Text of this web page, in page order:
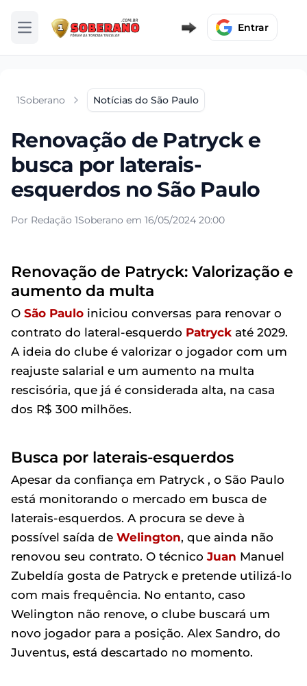
Abrir menu Entrar
1Soberano Notícias do São Paulo
Renovação de Patryck e
busca por laterais-
esquerdos no São Paulo
Por Redação 1Soberano em 16/05/2024 20:00
Renovação de Patryck: Valorização e
aumento da multa
O São Paulo iniciou conversas para renovar o
contrato do lateral-esquerdo Patryck até 2029.
A ideia do clube é valorizar o jogador com um
reajuste salarial e um aumento na multa
rescisória, que já é considerada alta, na casa
dos R$ 300 milhões.
Busca por laterais-esquerdos
Apesar da confiança em Patryck , o São Paulo
está monitorando o mercado em busca de
laterais-esquerdos. A procura se deve à
possível saída de Welington, que ainda não
renovou seu contrato. O técnico Juan Manuel
Zubeldía gosta de Patryck e pretende utilizá-lo
com mais frequência. No entanto, caso
Welington não renove, o clube buscará um
novo jogador para a posição. Alex Sandro, do
Juventus, está descartado no momento.